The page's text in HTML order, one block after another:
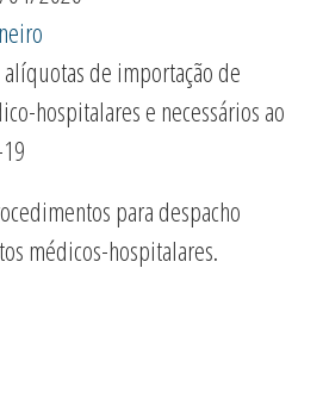
alíquotas de importação de
hospitalares e necessários ao
para despacho
médicos-hospitalares.